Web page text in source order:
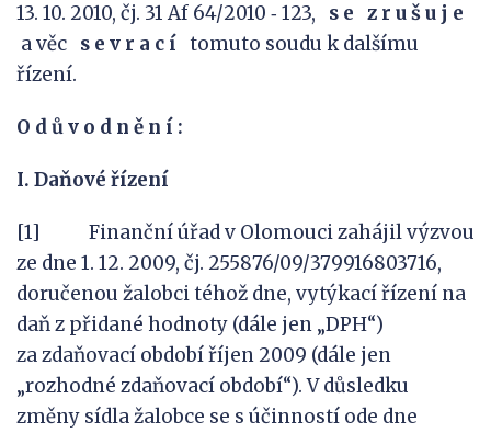
13. 10. 2010, čj. 31 Af 64/2010 ‑ 123, s e z r uš u j e
a věc s e v r a c í tomuto soudu k dalšímu
řízení.
O dův o d n ě n í :
I. Daňové řízení
[1] Finanční úřad v Olomouci zahájil výzvou
ze dne 1. 12. 2009, čj. 255876/09/379916803716,
doručenou žalobci téhož dne, vytýkací řízení na
daň z přidané hodnoty (dále jen „DPH“)
za zdaňovací období říjen 2009 (dále jen
„rozhodné zdaňovací období“). V důsledku
změny sídla žalobce se s účinností ode dne